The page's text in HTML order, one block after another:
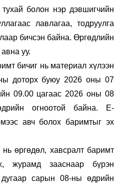
болон нэр дэвшигчийн
лавлагаа, тодруулга
бичсэн байна. Өргөдлийн
уу.
бичиг нь материал хүлээн
доторх буюу 2026 оны 07
09.00 цагаас 2026 оны 08
огноотой байна. Е-
авч болох баримтыг эх
өргөдөл, хавсралт баримт
журамд зааснаар бүрэн
сарын 08-ны өдрийн